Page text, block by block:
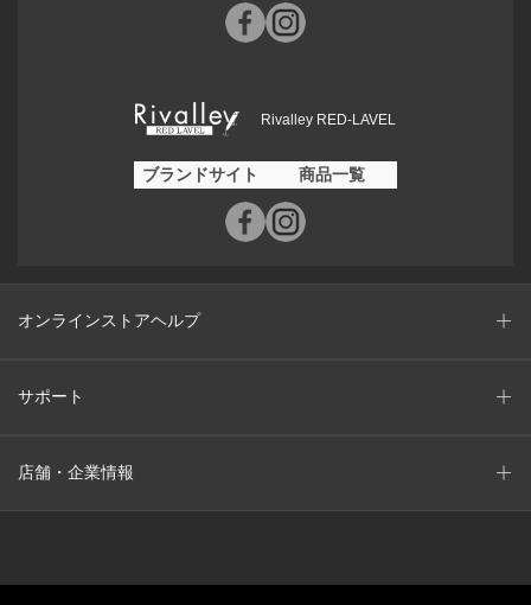
Rivalley RED-LAVEL
ブランドサイト 商品一覧
オンラインストアヘルプ
サポート
店舗・企業情報